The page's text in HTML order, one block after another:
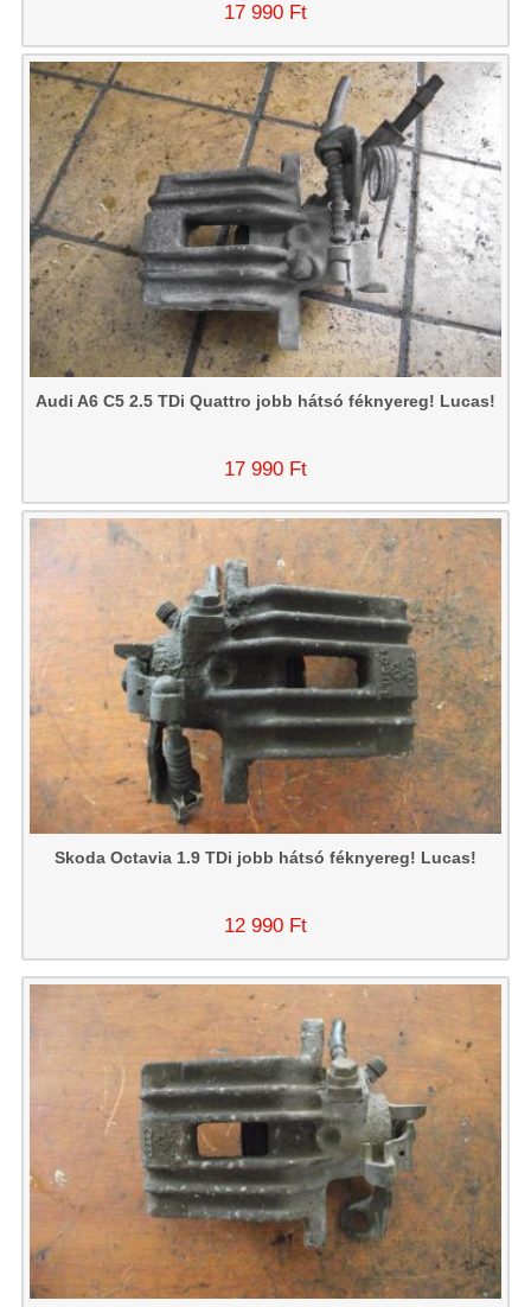
17 990 Ft
Audi A6 C5 2.5 TDi Quattro jobb hátsó féknyereg! Lucas!
17 990 Ft
Skoda Octavia 1.9 TDi jobb hátsó féknyereg! Lucas!
12 990 Ft